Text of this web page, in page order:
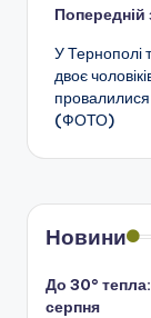
по
Попередній
У Тернополі
двоє
провалилися
(ФОТО)
Новини
До 30°
серпня